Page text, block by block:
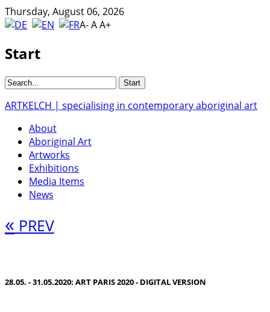
Thursday, August 06, 2026
A-AA+
Start
ARTKELCH | specialising in contemporary aboriginal art
About
Aboriginal Art
Artworks
Exhibitions
Media Items
News
« PREV
28.05. - 31.05.2020: ART PARIS 2020 - DIGITAL VERSION